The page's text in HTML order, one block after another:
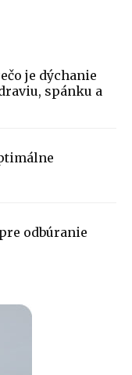
je dýchanie
spánku a
odbúranie